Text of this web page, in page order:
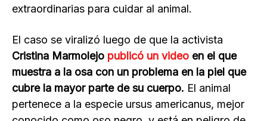
extraordinarias para cuidar al animal.
El caso se viralizó luego de que la activista
Cristina Marmolejo publicó un video en el que
muestra a la osa con un problema en la piel que
cubre la mayor parte de su cuerpo. El animal
pertenece a la especie ursus americanus, mejor